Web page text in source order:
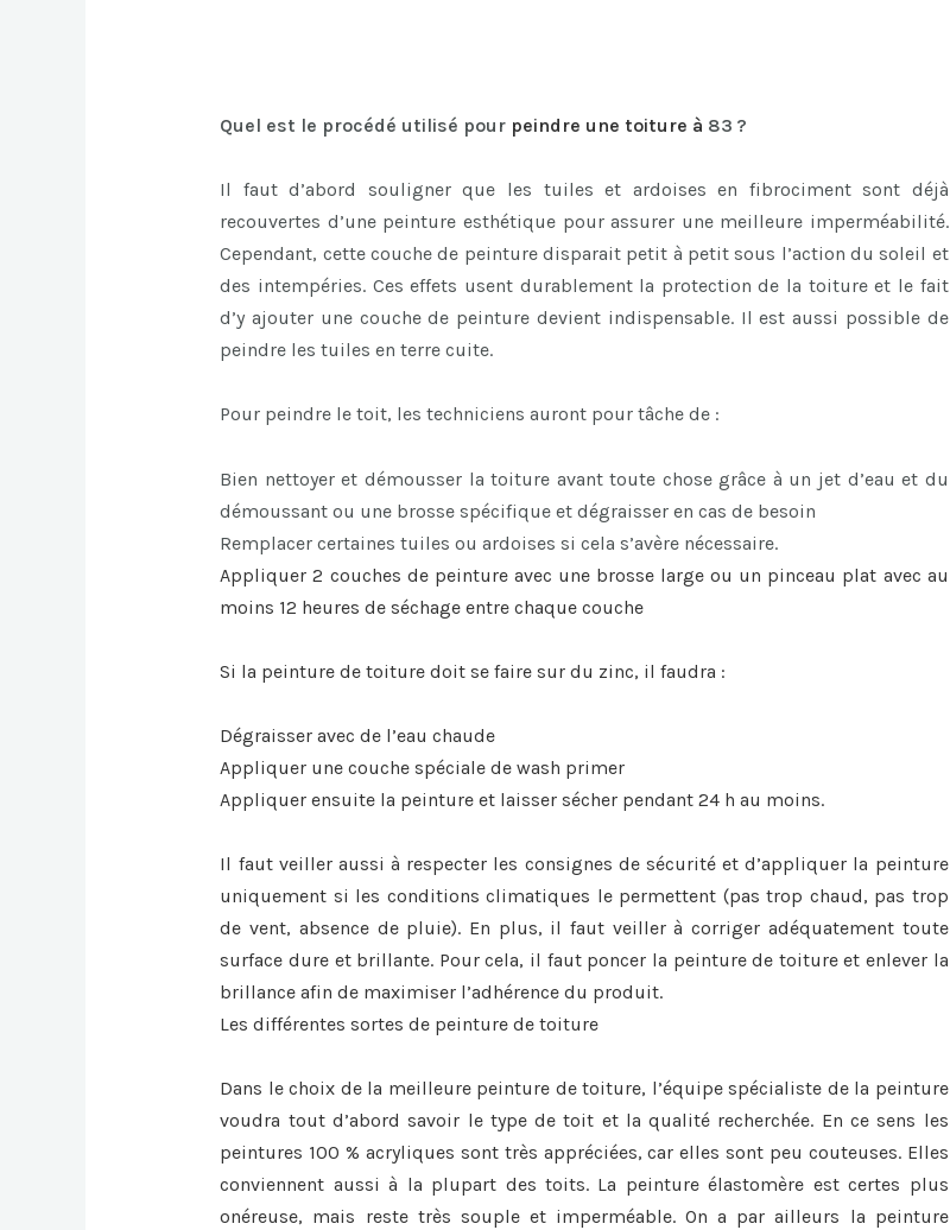
Quel est le procédé utilisé pour peindre une toiture à 83 ?
Il faut d’abord souligner que les tuiles et ardoises en fibrociment sont déjà
recouvertes d’une peinture esthétique pour assurer une meilleure imperméabilité.
Cependant, cette couche de peinture disparait petit à petit sous l’action du soleil et
des intempéries. Ces effets usent durablement la protection de la toiture et le fait
d’y ajouter une couche de peinture devient indispensable. Il est aussi possible de
peindre les tuiles en terre cuite.
Pour peindre le toit, les techniciens auront pour tâche de :
Bien nettoyer et démousser la toiture avant toute chose grâce à un jet d’eau et du
démoussant ou une brosse spécifique et dégraisser en cas de besoin
Remplacer certaines tuiles ou ardoises si cela s’avère nécessaire.
Appliquer 2 couches de peinture avec une brosse large ou un pinceau plat avec au
moins 12 heures de séchage entre chaque couche
Si la peinture de toiture doit se faire sur du zinc, il faudra :
Dégraisser avec de l’eau chaude
Appliquer une couche spéciale de wash primer
Appliquer ensuite la peinture et laisser sécher pendant 24 h au moins.
Il faut veiller aussi à respecter les consignes de sécurité et d’appliquer la peinture
uniquement si les conditions climatiques le permettent (pas trop chaud, pas trop
de vent, absence de pluie). En plus, il faut veiller à corriger adéquatement toute
surface dure et brillante. Pour cela, il faut poncer la peinture de toiture et enlever la
brillance afin de maximiser l’adhérence du produit.
Les différentes sortes de peinture de toiture
Dans le choix de la meilleure peinture de toiture, l’équipe spécialiste de la peinture
voudra tout d’abord savoir le type de toit et la qualité recherchée. En ce sens les
peintures 100 % acryliques sont très appréciées, car elles sont peu couteuses. Elles
conviennent aussi à la plupart des toits. La peinture élastomère est certes plus
onéreuse, mais reste très souple et imperméable. On a par ailleurs la peinture